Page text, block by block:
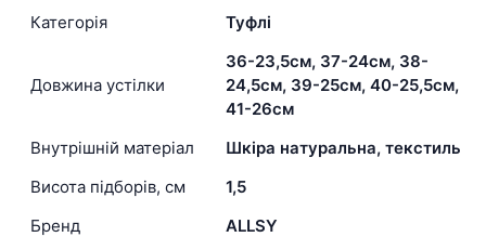
Категорія
Туфлі
Довжина устілки
36-23,5см, 37-24см, 38-
24,5см, 39-25см, 40-25,5см,
41-26см
Внутрішній матеріал
Шкіра натуральна, текстиль
Висота підборів, см
1,5
Бренд
ALLSY